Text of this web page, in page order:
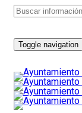
Toggle navigation